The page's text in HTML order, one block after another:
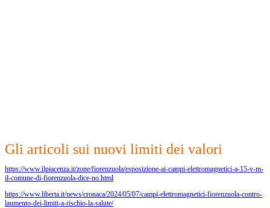
Gli articoli sui nuovi limiti dei valori
https://www.ilpiacenza.it/zone/fiorenzuola/esposizione-ai-campi-elettromagnetici-a-15-v-m-
il-comune-di-fiorenzuola-dice-no.html
https://www.liberta.it/news/cronaca/2024/05/07/campi-elettromagnetici-fiorenzuola-contro-
laumento-dei-limiti-a-rischio-la-salute/